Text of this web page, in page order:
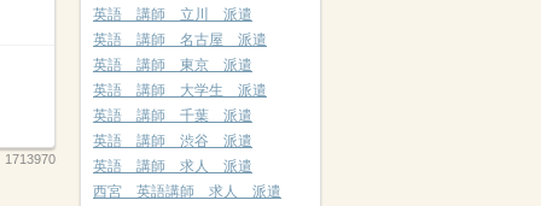
1713970
英語 講師 立川 派遣
英語 講師 名古屋 派遣
英語 講師 東京 派遣
英語 講師 大学生 派遣
英語 講師 千葉 派遣
英語 講師 渋谷 派遣
英語 講師 求人 派遣
西宮 英語講師 求人 派遣